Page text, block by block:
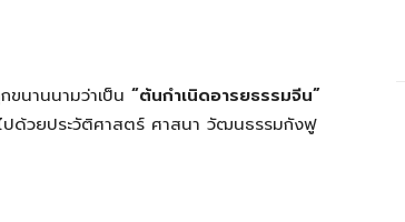
นานนามว่าเป็น “ต้นกำเนิดอารยธรรมจีน”
ปด้วยประวัติศาสตร์ ศาสนา วัฒนธรรมกังฟู